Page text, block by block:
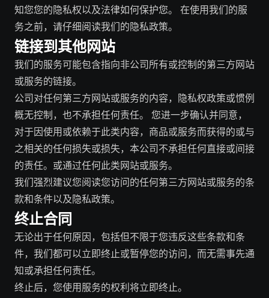
知您您的隐私权以及法律如何保护您。 在使用我们的服
务之前，请仔细阅读我们的隐私政策。
链接到其他网站
我们的服务可能包含指向非公司所有或控制的第三方网站
或服务的链接。
公司对任何第三方网站或服务的内容，隐私权政策或惯例
概无控制，也不承担任何责任。 您进一步确认并同意，
对于因使用或依赖于此类内容，商品或服务而获得的或与
之相关的任何损失或损失，本公司不承担任何直接或间接
的责任。或通过任何此类网站或服务。
我们强烈建议您阅读您访问的任何第三方网站或服务的条
款和条件以及隐私政策。
终止合同
无论出于任何原因，包括但不限于您违反这些条款和条
件，我们都可以立即终止或暂停您的访问，而无需事先通
知或承担任何责任。
终止后，您使用服务的权利将立即终止。